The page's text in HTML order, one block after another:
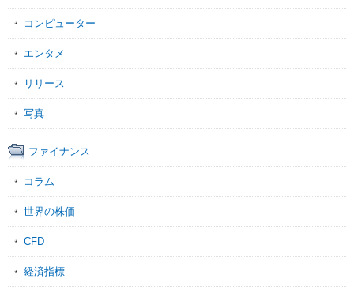
コンピューター
エンタメ
リリース
写真
ファイナンス
コラム
世界の株価
CFD
経済指標